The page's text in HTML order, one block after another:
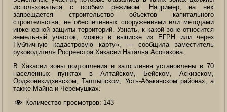
использоваться с особым режимом. Например, на них
запрещается строительство объектов капитального
строительства, не обеспеченных сооружениями или методами
инженерной защиты территорий. Узнать, к какой зоне относится
земельный участок, можно в выписке из ЕГРН или через
Публичную кадастровую карту», — сообщила заместитель
руководителя Росреестра Хакасии Наталья Асочакова.
В Хакасии зоны подтопления и затопления установлены в 70
населенных пунктах в Алтайском, Бейском, Аскизском,
Орджоникидзевском, Таштыпском, Усть-Абаканском районах, а
также Майна и Черемушках.
Количество просмотров: 143